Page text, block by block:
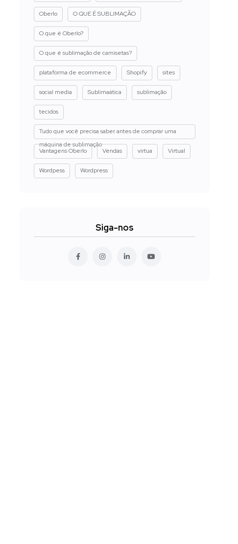
Oberlo O QUE É SUBLIMAÇÃO
O que é Oberlo?
O que é sublimação de camisetas?
plataforma de ecommerce Shopify sites
social media Sublimaática sublimação
tecidos
Tudo que você precisa saber antes de comprar uma
máquina de sublimação
Vantagens Oberlo
Vendas virtua Virtual
Wordpess Wordpress
Siga-nos